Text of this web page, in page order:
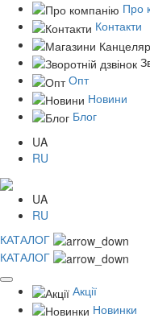
Про
Контакти
Опт
Новини
Блог
UA
RU
UA
RU
КАТАЛОГ
КАТАЛОГ
Акції
Новинки